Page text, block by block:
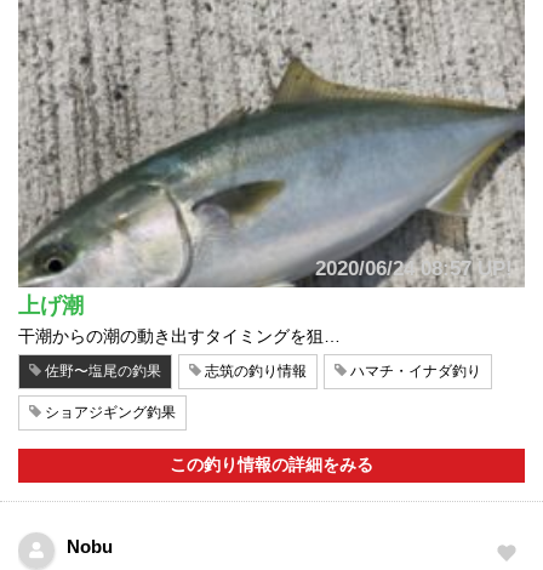
2020/06/24 08:57 UP!
上げ潮
干潮からの潮の動き出すタイミングを狙…
佐野〜塩尾の釣果 志筑の釣り情報 ハマチ・イナダ釣り
ショアジギング釣果
この釣り情報の詳細をみる
Nobu